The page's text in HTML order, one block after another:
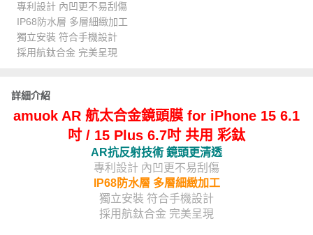
專利設計 內凹更不易刮傷
IP68防水層 多層細緻加工
獨立安裝 符合手機設計
採用航鈦合金 完美呈現
詳細介紹
amuok AR 航太合金鏡頭膜 for iPhone 15 6.1
吋 / 15 Plus 6.7吋 共用 彩鈦
AR抗反射技術 鏡頭更清透
專利設計 內凹更不易刮傷
IP68防水層 多層細緻加工
獨立安裝 符合手機設計
採用航鈦合金 完美呈現